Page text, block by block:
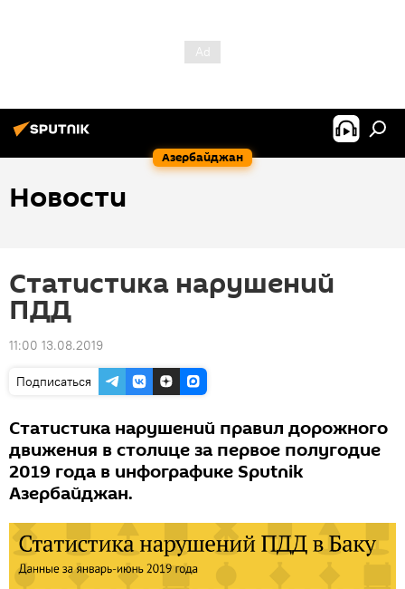
Азербайджан
Новости
Статистика нарушений
ПДД
11:00 13.08.2019
Подписаться
Статистика нарушений правил дорожного
движения в столице за первое полугодие
2019 года в инфографике Sputnik
Азербайджан.